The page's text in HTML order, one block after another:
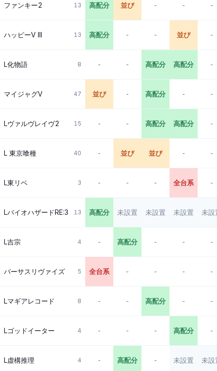
ファンキー2 13 高配分 並び - - -
ハッピーV III 13 高配分 - - 並び -
L化物語 8 - - 高配分 高配分 -
マイジャグV 47 並び - 高配分 - -
Lヴァルヴレイヴ2 15 - - 高配分 高配分 -
L 東京喰種 40 - 並び 並び - -
L東リベ 3 - - - 全台系 -
LバイオハザードRE:3 13 高配分 未設置 未設置 未設置 未設
L吉宗 4 - 高配分 - - -
バーサスリヴァイズ 5 全台系 - - - -
Lマギアレコード 8 - - 高配分 - -
Lゴッドイーター 4 - - - 高配分 -
L虚構推理 4 - 高配分 - 未設置 未設